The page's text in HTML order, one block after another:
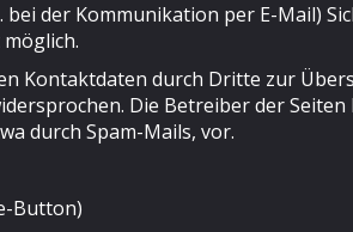
der Kommunikation per E-Mail)
Kontaktdaten durch Dritte zur
Die Betreiber der
durch Spam-Mails, vor.
Button)